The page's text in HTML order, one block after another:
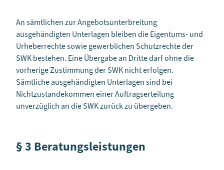
An sämtlichen zur Angebotsunterbreitung
ausgehändigten Unterlagen bleiben die Eigentums- und
Urheberrechte sowie gewerblichen Schutzrechte der
SWK bestehen. Eine Übergabe an Dritte darf ohne die
vorherige Zustimmung der SWK nicht erfolgen.
Sämtliche ausgehändigten Unterlagen sind bei
Nichtzustandekommen einer Auftragserteilung
unverzüglich an die SWK zurück zu übergeben.
§ 3 Beratungsleistungen